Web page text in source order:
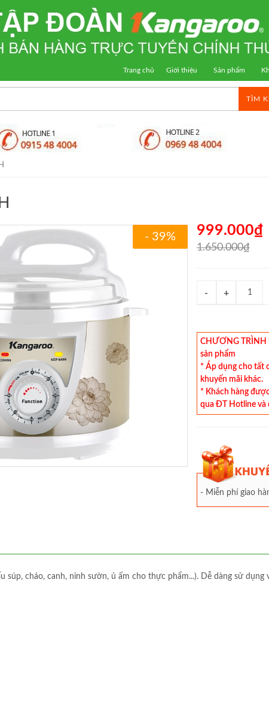
Trang chủ Giới thiệu Sản phẩm
TÌM
- 39% 999.000₫
1.650.000₫
CHƯƠNG TRÌNH
sản phẩm
* Áp dụng cho tất
khuyến mãi khác.
* Khách hàng
qua ĐT Hotline và
- Miễn phí giao
súp, cháo, canh, ninh sườn, ủ ấm cho thực phẩm...). Dễ dàng sử